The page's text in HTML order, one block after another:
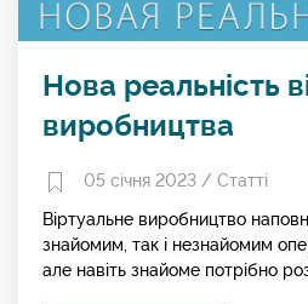
Нова реальність
виробництва
05 січня 2023 / Статті
Віртуальне виробництво
знайомим, так і незнайомим
але навіть знайоме потрібно